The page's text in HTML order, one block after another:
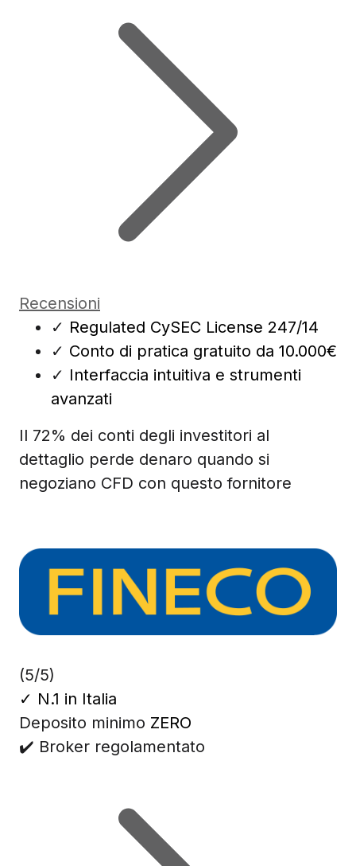
Recensioni
✓ Regulated CySEC License 247/14
✓ Conto di pratica gratuito da 10.000€
✓ Interfaccia intuitiva e strumenti
avanzati
Il 72% dei conti degli investitori al
dettaglio perde denaro quando si
negoziano CFD con questo fornitore
(5/5)
✓ N.1 in Italia
Deposito minimo ZERO
✔️ Broker regolamentato